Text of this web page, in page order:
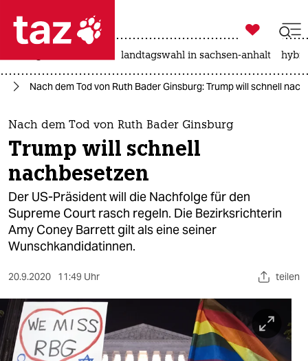
 taz zahl ich
taz zahl ich
themen
politik
öko
gesellschaft
kultur
sport
berlin
nord

taz zahl ich
landtagswahl in sachsen-anhalt
Nach dem Tod von Ruth Bader Ginsburg: Trump will schnell
Nach dem Tod von Ruth Bader Ginsburg
Trump will schnell
nachbesetzen
Der US-Präsident will die Nachfolge für den
Supreme Court rasch regeln. Die Bezirksrichterin
Amy Coney Barrett gilt als eine seiner
Wunschkandidatinnen.
20.9.2020 11:49 Uhr teilen